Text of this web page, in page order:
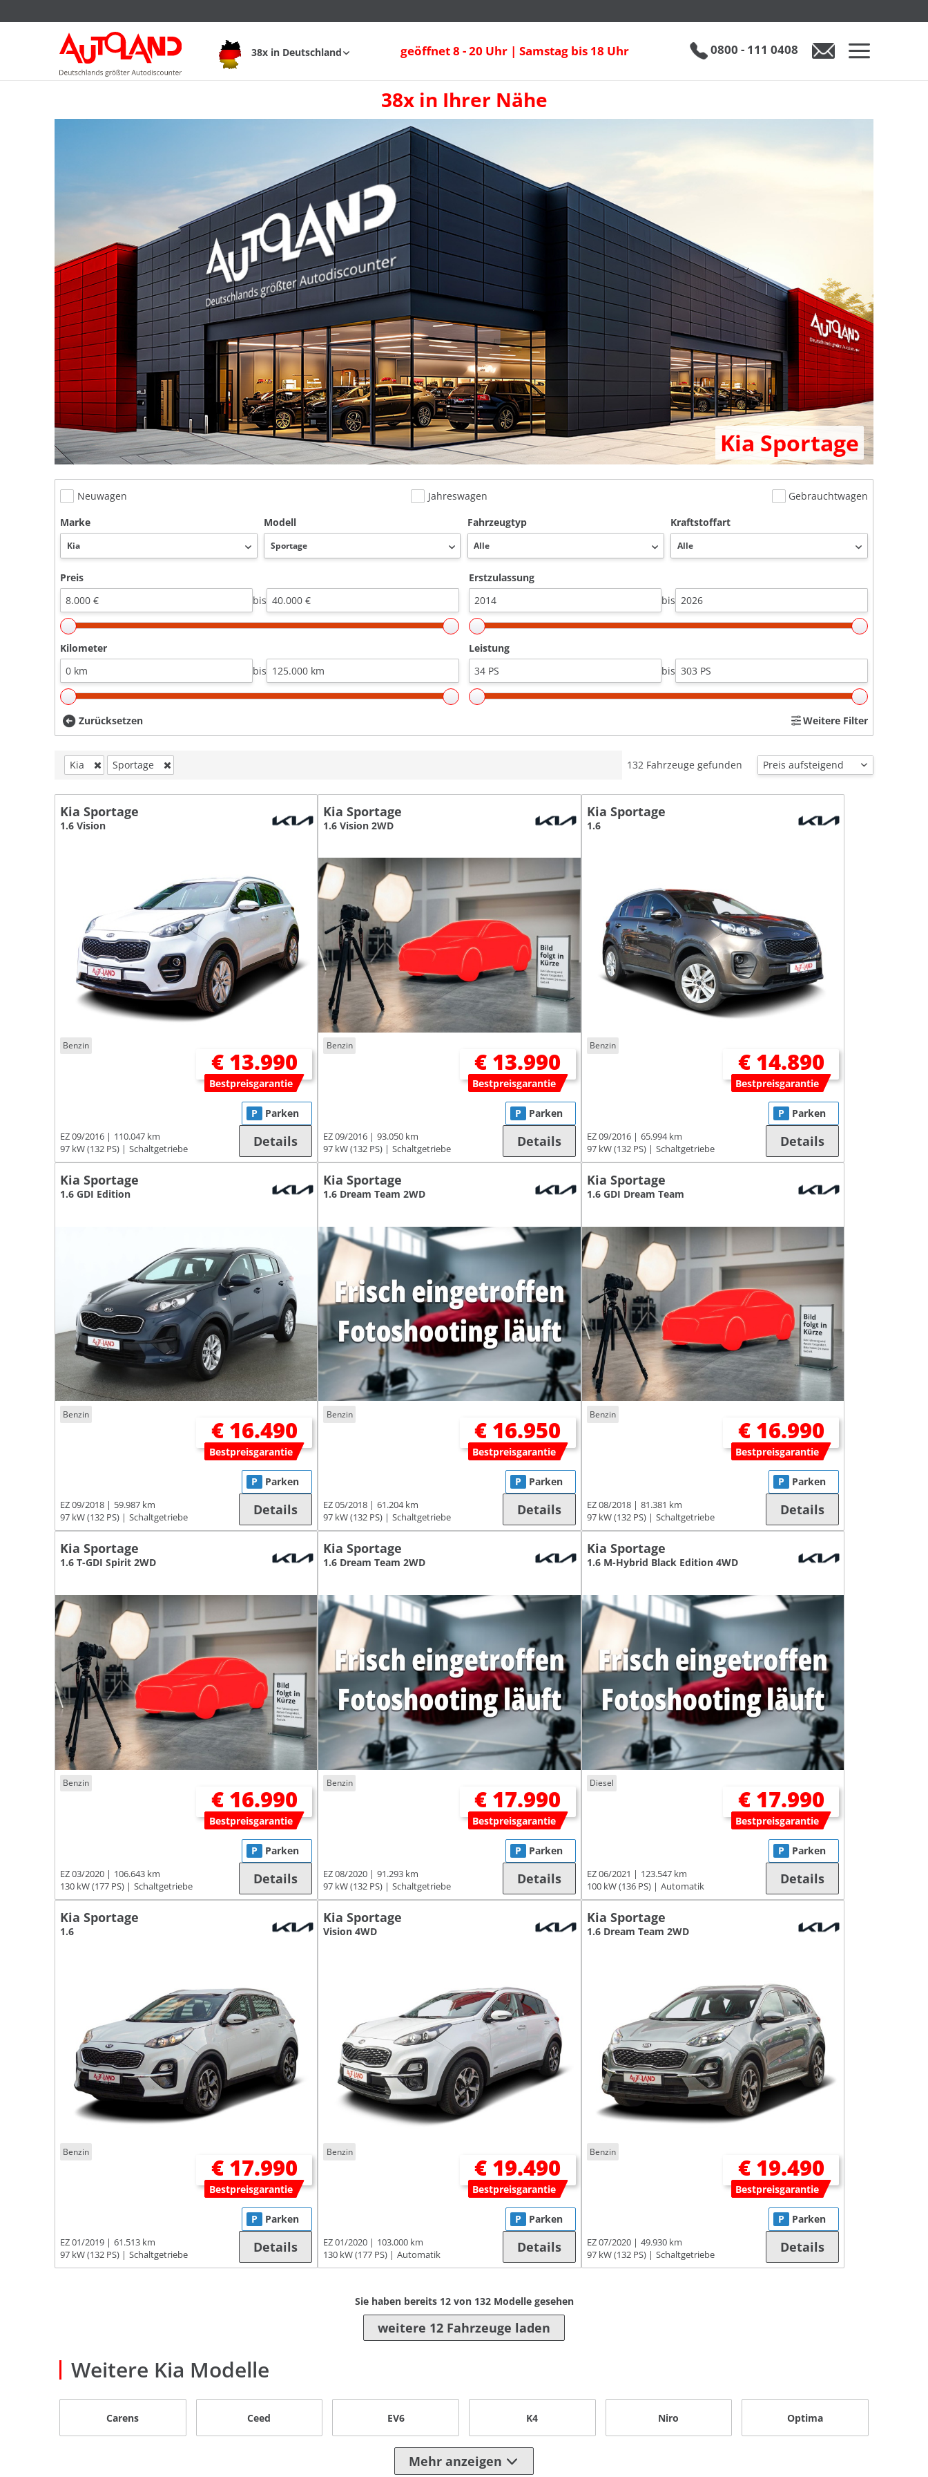
38x in Deutschland geöffnet 8 - 20 Uhr | Samstag bis 18 Uhr 0800 - 111 0408
38x in Ihrer Nähe
Kia Sportage
Neuwagen Jahreswagen
Gebrauchtwagen
Marke
Modell Fahrzeugtyp Kraftstoffart
Preis
bis
Erstzulassung
bis
Kilometer
bis
Leistung
bis
Zurücksetzen Weitere Filter
Kia Sportage 132 Fahrzeuge gefunden
Kia Sportage
1.6 Vision
Benzin
€ 13.990
Bestpreisgarantie
EZ 09/2016
110.047 km
97 kW (132 PS)
Schaltgetriebe
P Parken
Details
Kia Sportage
1.6 Vision 2WD
Benzin
€ 13.990
Bestpreisgarantie
EZ 09/2016
93.050 km
97 kW (132 PS)
Schaltgetriebe
P Parken
Details
Kia Sportage
1.6
Benzin
€ 14.890
Bestpreisgarantie
EZ 09/2016
65.994 km
97 kW (132 PS)
Schaltgetriebe
P Parken
Details
Kia Sportage
1.6 GDI Edition
Benzin
€ 16.490
Bestpreisgarantie
EZ 09/2018
59.987 km
97 kW (132 PS)
Schaltgetriebe
P Parken
Details
Kia Sportage
1.6 Dream Team 2WD
Benzin
€ 16.950
Bestpreisgarantie
EZ 05/2018
61.204 km
97 kW (132 PS)
Schaltgetriebe
P Parken
Details
Kia Sportage
1.6 GDI Dream Team
Benzin
€ 16.990
Bestpreisgarantie
EZ 08/2018
81.381 km
97 kW (132 PS)
Schaltgetriebe
P Parken
Details
Kia Sportage
1.6 T-GDI Spirit 2WD
Benzin
€ 16.990
Bestpreisgarantie
EZ 03/2020
106.643 km
130 kW (177 PS)
Schaltgetriebe
P Parken
Details
Kia Sportage
1.6 Dream Team 2WD
Benzin
€ 17.990
Bestpreisgarantie
EZ 08/2020
91.293 km
97 kW (132 PS)
Schaltgetriebe
P Parken
Details
Kia Sportage
1.6 M-Hybrid Black Edition 4WD
Diesel
€ 17.990
Bestpreisgarantie
EZ 06/2021
123.547 km
100 kW (136 PS)
Automatik
P Parken
Details
Kia Sportage
1.6
Benzin
€ 17.990
Bestpreisgarantie
EZ 01/2019
61.513 km
97 kW (132 PS)
Schaltgetriebe
P Parken
Details
Kia Sportage
Vision 4WD
Benzin
€ 19.490
Bestpreisgarantie
EZ 01/2020
103.000 km
130 kW (177 PS)
Automatik
P Parken
Details
Kia Sportage
1.6 Dream Team 2WD
Benzin
€ 19.490
Bestpreisgarantie
EZ 07/2020
49.930 km
97 kW (132 PS)
Schaltgetriebe
P Parken
Details
Sie haben bereits 12von 132Modelle gesehen
weitere 12 Fahrzeuge laden
Weitere Kia Modelle
Carens Ceed EV6 K4 Niro Optima
Mehr anzeigen